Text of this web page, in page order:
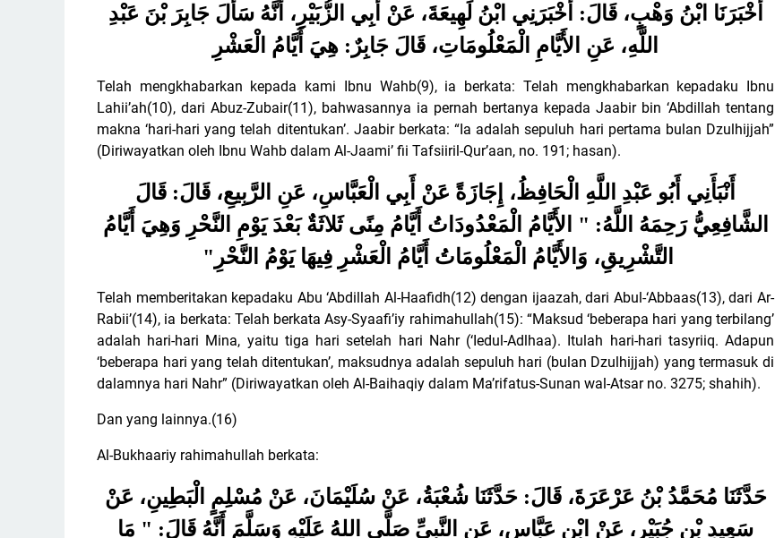
أَخْبَرَنَا ابْنُ وَهْبٍ، قَالَ: أَخْبَرَنِي ابْنُ لَهِيعَةَ، عَنْ أَبِي الزُّبَيْرِ، أَنَّهُ سَأَلَ جَابِرَ بْنَ عَبْدِ
اللَّهِ، عَنِ الأَيَّامِ الْمَعْلُومَاتِ، قَالَ جَابِرٌ: هِيَ أَيَّامُ الْعَشْرِ
Telah mengkhabarkan kepada kami Ibnu Wahb(9), ia berkata: Telah mengkhabarkan kepadaku Ibnu
Lahii’ah(10), dari Abuz-Zubair(11), bahwasannya ia pernah bertanya kepada Jaabir bin ‘Abdillah tentang
makna ‘hari-hari yang telah ditentukan’. Jaabir berkata: “Ia adalah sepuluh hari pertama bulan Dzulhijjah”
(Diriwayatkan oleh Ibnu Wahb dalam Al-Jaami’ fii Tafsiiril-Qur’aan, no. 191; hasan).
أَنْبَأَنِي أَبُو عَبْدِ اللَّهِ الْحَافِظُ، إِجَازَةً عَنْ أَبِي الْعَبَّاسِ، عَنِ الرَّبِيعِ، قَالَ: قَالَ
الشَّافِعِيُّ رَحِمَهُ اللَّهُ: " الأَيَّامُ الْمَعْدُودَاتُ أَيَّامُ مِنًى ثَلاثَةٌ بَعْدَ يَوْمِ النَّحْرِ وَهِيَ أَيَّامُ
التَّشْرِيقِ، وَالأَيَّامُ الْمَعْلُومَاتُ أَيَّامُ الْعَشْرِ فِيهَا يَوْمُ النَّحْرِ "
Telah memberitakan kepadaku Abu ‘Abdillah Al-Haafidh(12) dengan ijaazah, dari Abul-‘Abbaas(13), dari Ar-
Rabii’(14), ia berkata: Telah berkata Asy-Syaafi’iy rahimahullah(15): “Maksud ‘beberapa hari yang terbilang’
adalah hari-hari Mina, yaitu tiga hari setelah hari Nahr (‘Iedul-Adlhaa). Itulah hari-hari tasyriiq. Adapun
‘beberapa hari yang telah ditentukan’, maksudnya adalah sepuluh hari (bulan Dzulhijjah) yang termasuk di
dalamnya hari Nahr” (Diriwayatkan oleh Al-Baihaqiy dalam Ma’rifatus-Sunan wal-Atsar no. 3275; shahih).
Dan yang lainnya.(16)
Al-Bukhaariy rahimahullah berkata:
حَدَّثَنَا مُحَمَّدُ بْنُ عَرْعَرَةَ، قَالَ: حَدَّثَنَا شُعْبَةُ، عَنْ سُلَيْمَانَ، عَنْ مُسْلِمٍ الْبَطِينِ، عَنْ
سَعِيدِ بْنِ جُبَيْرٍ، عَنْ ابْنِ عَبَّاسٍ، عَنِ النَّبِيِّ صَلَّى اللهُ عَلَيْهِ وَسَلَّمَ أَنَّهُ قَالَ: " مَا